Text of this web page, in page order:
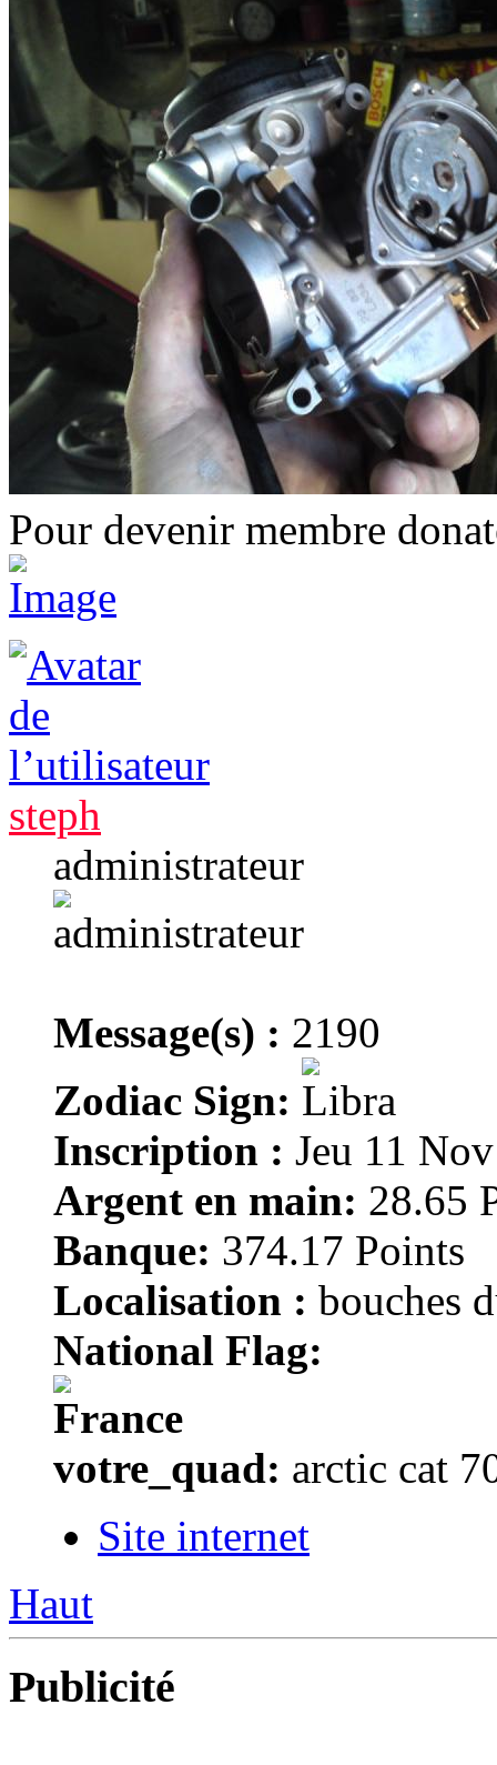
Pour devenir membre
steph
administrateur
Message(s) : 2190
Zodiac Sign:
Inscription : Jeu 11
Argent en main: 28.65
Banque: 374.17 Points
Localisation : bouches
National Flag:
votre_quad: arctic cat
Site internet
Haut
Publicité